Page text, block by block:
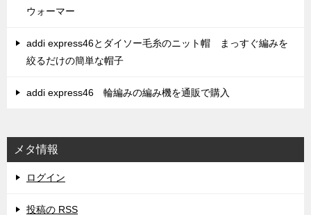
ウォーマー
addi express46とダイソー毛糸のニット帽 まっすぐ編みを
絞るだけの簡単な帽子
addi express46 輪編みの編み機を通販で購入
メタ情報
ログイン
投稿の RSS